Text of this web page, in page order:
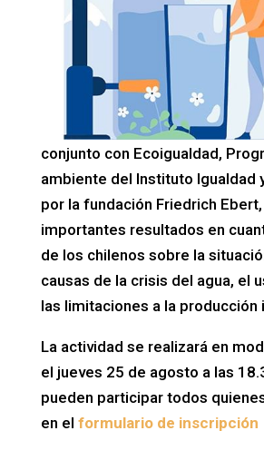
conjunto con Ecoigualdad,
ambiente del Instituto Igualdad
por la fundación Friedrich
importantes resultados en
de los chilenos sobre la
causas de la crisis del agua, el
las limitaciones a la producción
La actividad se realizará en
el jueves 25 de agosto a las
pueden participar todos
en el formulario de inscripción